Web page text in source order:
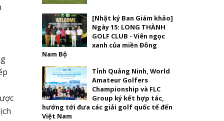
[Nhật ký Ban Giám khảo]
Ngày 15: LONG THÀNH
GOLF CLUB - Viên ngọc
xanh của miền Đông
Nam Bộ
Tỉnh Quảng Ninh, World
Amateur Golfers
Championship và FLC
Group ký kết hợp tác,
hướng tới đưa các giải golf quốc tế đến
Việt Nam